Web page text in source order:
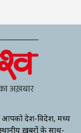
आपको देश-विदेश, मध्य
ख़बरों के साथ-